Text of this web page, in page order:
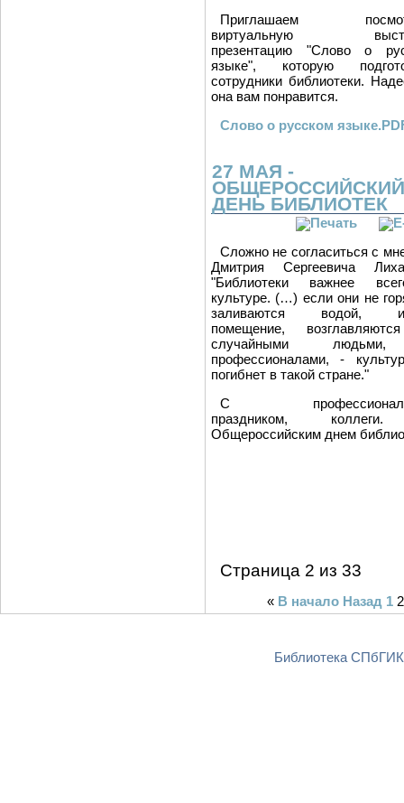
Приглашаем
виртуальную
презентацию "Слово о
языке", которую
сотрудники библиотеки.
она вам понравится.
Слово о русском
27 МАЯ -
ОБЩЕРОССИЙСКИЙ
ДЕНЬ БИБЛИОТЕК
Сложно не согласиться с
Дмитрия Сергеевича
"Библиотеки важнее
культуре. (…) если они не
заливаются водой,
помещение,
случайными
профессионалами, -
погибнет в такой стране."
С
праздником,
Общероссийским днем
Страница 2 из 33
« В начало Назад 1 2
Библиотека